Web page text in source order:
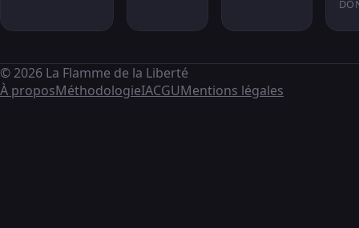
© 2026 La Flamme de la Liberté
À proposMéthodologieIACGUMentions légales